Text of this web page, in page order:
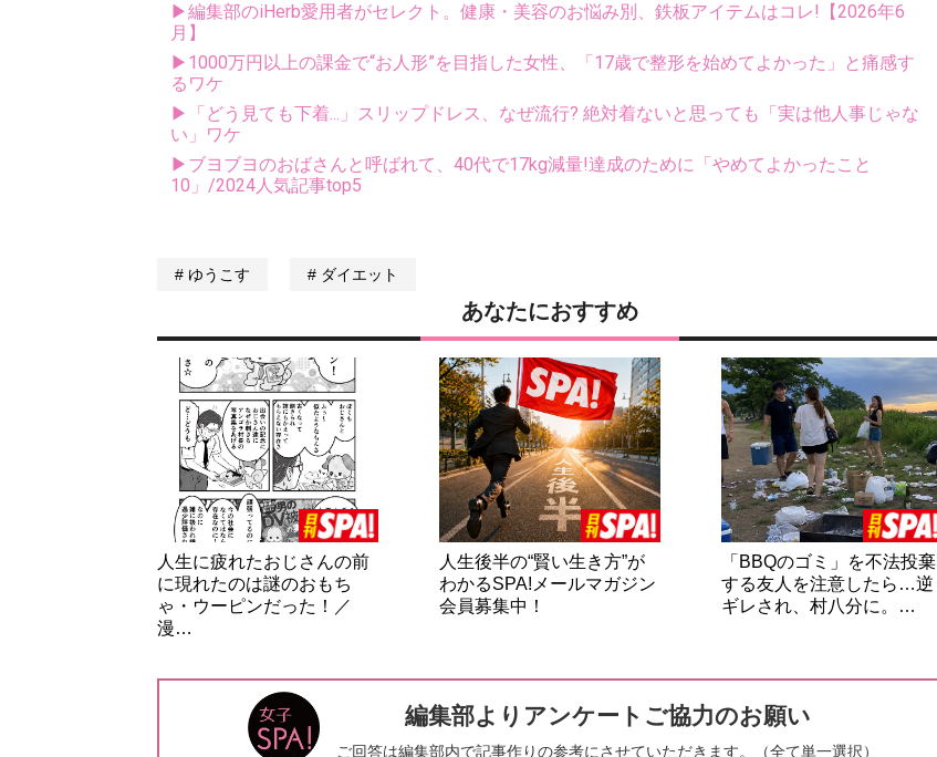
▶編集部のiHerb愛用者がセレクト。健康・美容のお悩み別、鉄板アイテムはコレ!【2026年6
月】
▶1000万円以上の課金で“お人形”を目指した女性、「17歳で整形を始めてよかった」と痛感す
るワケ
▶「どう見ても下着...」スリップドレス、なぜ流行? 絶対着ないと思っても「実は他人事じゃな
い」ワケ
▶ブヨブヨのおばさんと呼ばれて、40代で17kg減量!達成のために「やめてよかったこと
10」/2024人気記事top5
ゆうこす ダイエット
あなたにおすすめ
人生に疲れたおじさんの前
に現れたのは謎のおもち
ゃ・ウーピンだった！／
漫…
人生後半の“賢い生き方”が
わかるSPA!メールマガジン
会員募集中！
「BBQのゴミ」を不法投棄
する友人を注意したら…逆
ギレされ、村八分に。…